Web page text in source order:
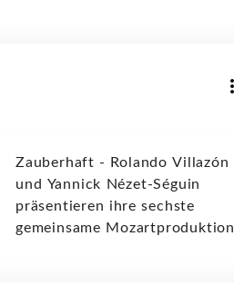
Zauberhaft - Rolando Villazón
und Yannick Nézet-Séguin
präsentieren ihre sechste
gemeinsame Mozartproduktion